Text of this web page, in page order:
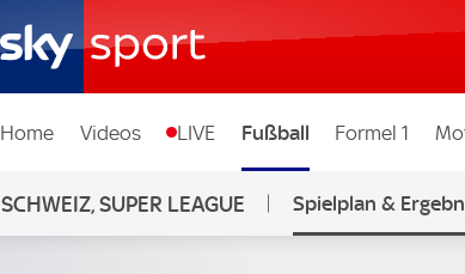
Home Videos LIVE Fußball Formel 1
SCHWEIZ, SUPER LEAGUE Spielplan &